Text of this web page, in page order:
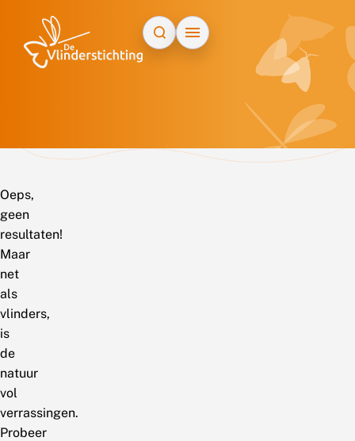
Oeps,
geen
resultaten!
Maar
net
als
vlinders,
is
de
natuur
vol
verrassingen.
Probeer